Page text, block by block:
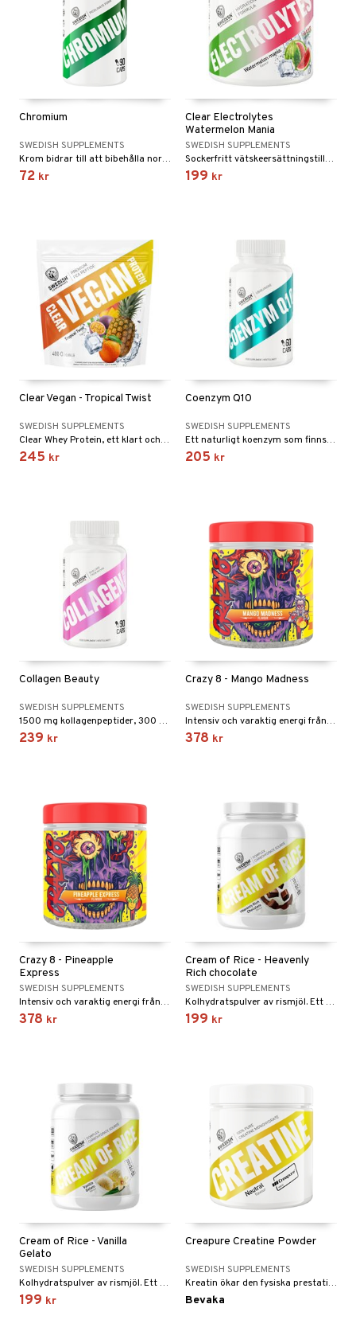
Chromium
SWEDISH SUPPLEMENTS
Krom bidrar till att bibehålla normala blodsockernivåer och till en normal näringsämnes-metabolism.
72 kr
Clear Electrolytes
Watermelon Mania
SWEDISH SUPPLEMENTS
Sockerfritt vätskeersättningstillskott med melonsmak som kombinerar kokosvattenpulver med noggrant utvalda mineraler.
199 kr
Clear Vegan - Tropical Twist
SWEDISH SUPPLEMENTS
Clear Whey Protein, ett klart och uppfriskande proteindryckspulver baserat på ärtpeptid.
245 kr
Coenzym Q10
SWEDISH SUPPLEMENTS
Ett naturligt koenzym som finns i alla kroppens celler och har en central roll i energiproduktionen.
205 kr
Collagen Beauty
SWEDISH SUPPLEMENTS
1500 mg kollagenpeptider, 300 mg hyaluronsyra och 120 mg vitamin C per dagsdos
239 kr
Crazy 8 - Mango Madness
SWEDISH SUPPLEMENTS
Intensiv och varaktig energi från naturligt koffein.
378 kr
Crazy 8 - Pineapple
Express
SWEDISH SUPPLEMENTS
Intensiv och varaktig energi från naturligt koffein.
378 kr
Cream of Rice - Heavenly
Rich chocolate
SWEDISH SUPPLEMENTS
Kolhydratspulver av rismjöl. Ett perfekt milt och glutenfritt kolhydratstillskott.
199 kr
Cream of Rice - Vanilla
Gelato
SWEDISH SUPPLEMENTS
Kolhydratspulver av rismjöl. Ett perfekt milt och glutenfritt kolhydratstillskott.
199 kr
Creapure Creatine Powder
SWEDISH SUPPLEMENTS
Kreatin ökar den fysiska prestationen vid upprepad kraftansträngning i samband med kortvarig och högintensiv träning
Bevaka